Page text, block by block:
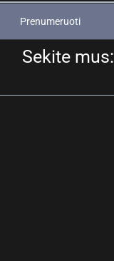
Prenumeruoti
Sekite mus: